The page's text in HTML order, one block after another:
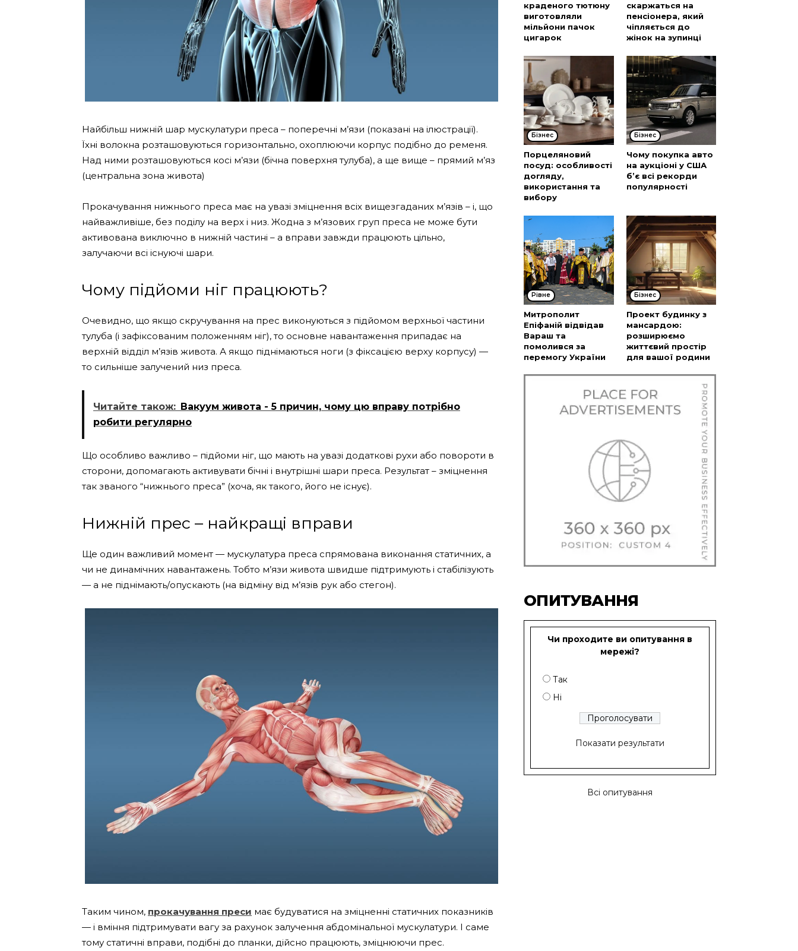
Найбільш нижній шар мускулатури преса – поперечні м’язи (показані на ілюстрації).
Їхні волокна розташовуються горизонтально, охоплюючи корпус подібно до ременя.
Над ними розташовуються косі м’язи (бічна поверхня тулуба), а ще вище – прямий м’яз
(центральна зона живота)
Прокачування нижнього преса має на увазі зміцнення всіх вищезгаданих м’язів – і, що
найважливіше, без поділу на верх і низ. Жодна з м’язових груп преса не може бути
активована виключно в нижній частині – а вправи завжди працюють цільно,
залучаючи всі існуючі шари.
Чому підйоми ніг працюють?
Очевидно, що якщо скручування на прес виконуються з підйомом верхньої частини
тулуба (і зафіксованим положенням ніг), то основне навантаження припадає на
верхній відділ м’язів живота. А якщо піднімаються ноги (з фіксацією верху корпусу) —
то сильніше залучений низ преса.
Читайте також: Вакуум живота - 5 причин, чому цю вправу потрібно
робити регулярно
Що особливо важливо – підйоми ніг, що мають на увазі додаткові рухи або повороти в
сторони, допомагають активувати бічні і внутрішні шари преса. Результат – зміцнення
так званого “нижнього преса” (хоча, як такого, його не існує).
Нижній прес – найкращі вправи
Ще один важливий момент — мускулатура преса спрямована виконання статичних, а
чи не динамічних навантажень. Тобто м’язи живота швидше підтримують і стабілізують
— а не піднімають/опускають (на відміну від м’язів рук або стегон).
Таким чином, прокачування преси має будуватися на зміцненні статичних показників
— і вміння підтримувати вагу за рахунок залучення абдомінальної мускулатури. І саме
тому статичні вправи, подібні до планки, дійсно працюють, зміцнюючи прес.
краденого тютюну
виготовляли
мільйони пачок
цигарок
скаржаться на
пенсіонера, який
чіпляється до
жінок на зупинці
Бізнес
Порцеляновий
посуд: особливості
догляду,
використання та
вибору
Бізнес
Чому покупка авто
на аукціоні у США
б’є всі рекорди
популярності
Рівне
Митрополит
Епіфаній відвідав
Вараш та
помолився за
перемогу України
Бізнес
Проект будинку з
мансардою:
розширюємо
життєвий простір
для вашої родини
ОПИТУВАННЯ
Чи проходите ви опитування в
мережі?
Так
Ні
Показати результати
Всі опитування